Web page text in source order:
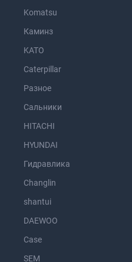
Komatsu
Каминз
KATO
Caterpillar
Разное
Сальники
HITACHI
HYUNDAI
Гидравлика
Changlin
shantui
DAEWOO
Case
SEM